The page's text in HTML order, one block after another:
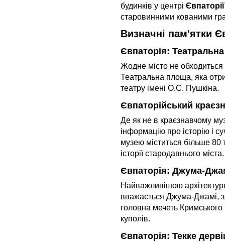
будинків у центрі
старовинними кованими
Визначні пам'ятки
Євпаторія:
Жодне місто не
Театральна площа, яка
театру імені О.С. Пушкіна.
Євпаторійський
Де як не в краєзнавчому
інформацію про історію і
музею міститься більше 80
історії стародавнього міста.
Євпаторія: Джума-
Найважливішою
вважається Джума-Джамі,
головна мечеть
куполів.
Євпаторія: Текке